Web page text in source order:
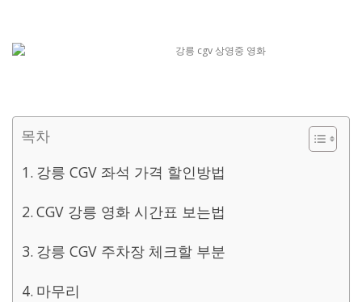
목차
강릉 CGV 좌석 가격 할인방법
CGV 강릉 영화 시간표 보는법
강릉 CGV 주차장 체크할 부분
마무리